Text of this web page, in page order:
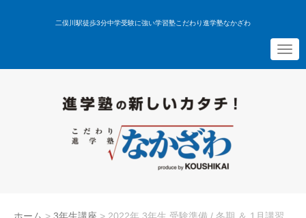
二俣川駅徒歩3分中学受験に強い学習塾こだわり進学塾なかざわ
N
a
v